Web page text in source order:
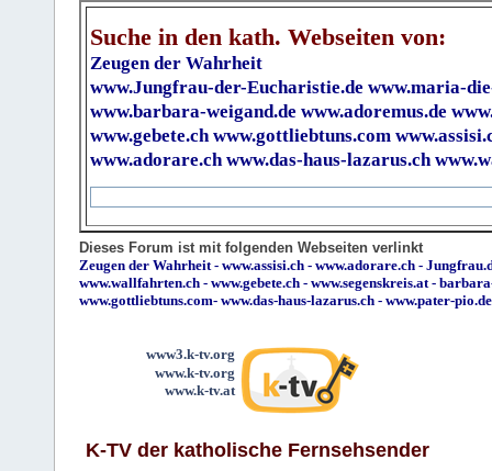
Suche in den kath. Webseiten von:
Zeugen der Wahrheit
www.Jungfrau-der-Eucharistie.de www.maria-
www.barbara-weigand.de www.adoremus.de
www.gebete.ch www.gottliebtuns.com
www.adorare.ch www.das-haus-lazarus.ch
Dieses Forum ist mit folgenden Webseiten verlinkt
Zeugen der Wahrheit - www.assisi.ch - www.adorare.ch -
www.wallfahrten.ch - www.gebete.ch - www.segenskreis.at -
www.gottliebtuns.com- www.das-haus-lazarus.ch - www.pater-pio.de
www3.k-tv.org
www.k-tv.org
www.k-tv.at
K-TV der katholische Fernsehsender